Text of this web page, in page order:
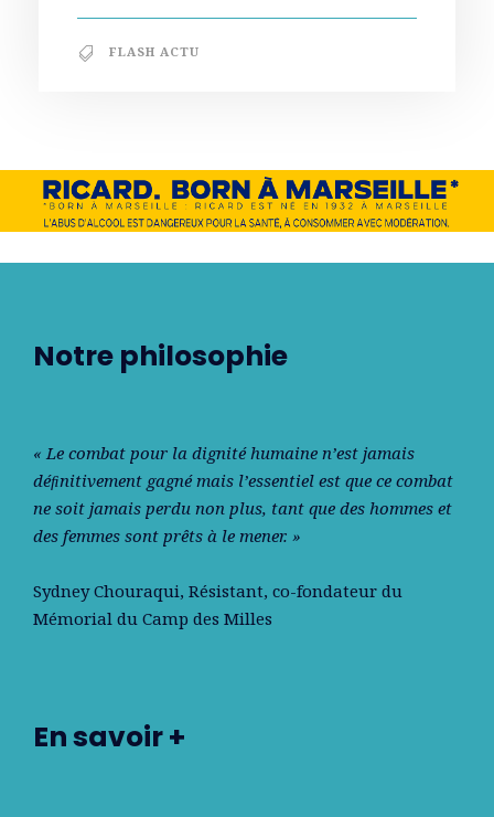
FLASH ACTU
Notre philosophie
« Le combat pour la dignité humaine n’est jamais
déﬁnitivement gagné mais l’essentiel est que ce combat
ne soit jamais perdu non plus, tant que des hommes et
des femmes sont prêts à le mener. »
Sydney Chouraqui, Résistant, co-fondateur du
Mémorial du Camp des Milles
En savoir +